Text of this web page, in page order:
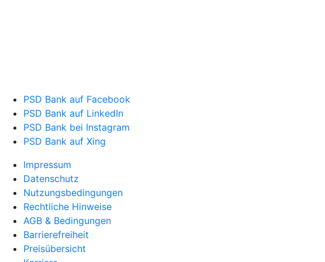
PSD Bank auf Facebook
PSD Bank auf LinkedIn
PSD Bank bei Instagram
PSD Bank auf Xing
Impressum
Datenschutz
Nutzungsbedingungen
Rechtliche Hinweise
AGB & Bedingungen
Barrierefreiheit
Preisübersicht